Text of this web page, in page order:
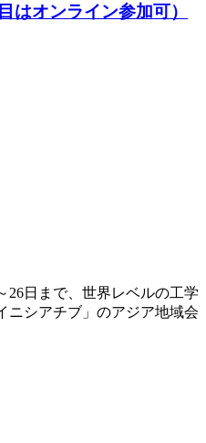
はオンライン参加可）
26日まで、世界レベルの工学
ニシアチブ」のアジア地域会